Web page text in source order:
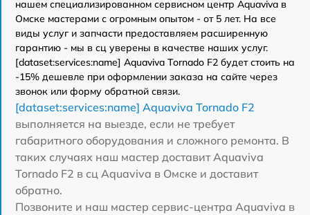
нашем специализированном сервисном центр Aquaviva в
Омске мастерами с огромным опытом - от 5 лет. На все
виды услуг и запчасти предоставляем расширенную
гарантию - мы в сц уверены в качестве наших услуг.
[dataset:services:name] Aquaviva Tornado F2 будет стоить на
-15% дешевле при оформлении заказа на сайте через
звонок или форму обратной связи.
[dataset:services:name] Aquaviva Tornado F2
выполняется на выезде, если не требует
габаритного оборудования и сложного ремонта. В
таких случаях наш мастер доставит Aquaviva
Tornado F2 в сц Aquaviva в Омске и доставит
обратно.
Позвоните и наш мастер сервис-центра Aquaviva в